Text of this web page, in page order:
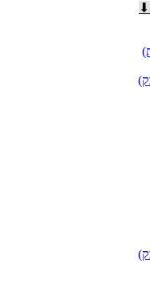
⬇